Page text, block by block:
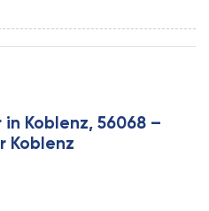
Koblenz, 56068 –
Koblenz